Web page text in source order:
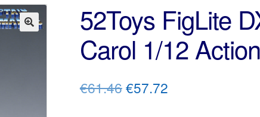
52Toys FigLite
Carol 1/12
€61.46Le
€57.72Le